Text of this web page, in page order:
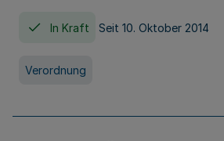
In Kraft Seit 10. Oktober 2014
Verordnung